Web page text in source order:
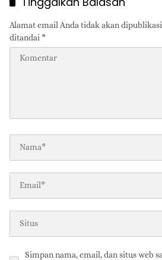
Alamat email Anda tidak akan
ditandai *
Simpan nama, email, dan situs web